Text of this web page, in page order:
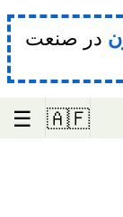
در صنعت
🇦🇫
☰